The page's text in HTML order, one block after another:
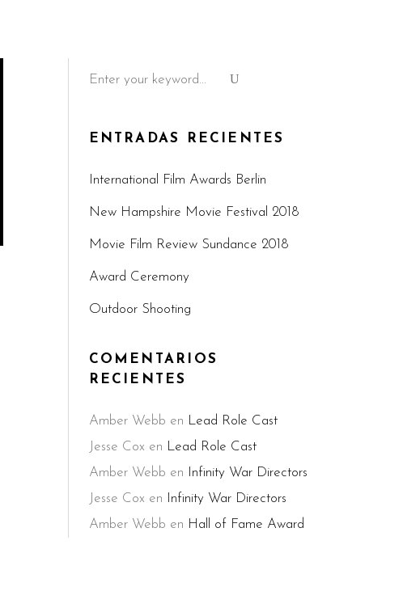
for:
ENTRADAS RECIENTES
International Film Awards Berlin
New Hampshire Movie Festival 2018
Movie Film Review Sundance 2018
Award Ceremony
Outdoor Shooting
COMENTARIOS
RECIENTES
Amber Webb en Lead Role Cast
Jesse Cox en Lead Role Cast
Amber Webb en
Infinity War Directors
Jesse Cox en
Infinity War Directors
Amber Webb en Hall of Fame Award